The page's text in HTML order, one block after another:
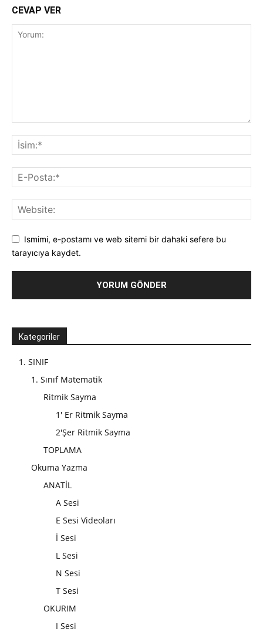
CEVAP VER
Ismimi, e-postamı ve web sitemi bir dahaki sefere bu
tarayıcıya kaydet.
Kategoriler
1. SINIF
1. Sınıf Matematik
Ritmik Sayma
1' Er Ritmik Sayma
2'Şer Ritmik Sayma
TOPLAMA
Okuma Yazma
ANATİL
A Sesi
E Sesi Videoları
İ Sesi
L Sesi
N Sesi
T Sesi
OKURIM
I Sesi